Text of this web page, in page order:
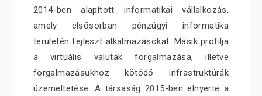
2014-ben alapított informatikai vállalkozás,
amely elsősorban pénzügyi informatika
területén fejleszt alkalmazásokat. Másik profilja
a virtuális valuták forgalmazása, illetve
forgalmazásukhoz kötődő infrastruktúrák
üzemeltetése. A társaság 2015-ben elnyerte a